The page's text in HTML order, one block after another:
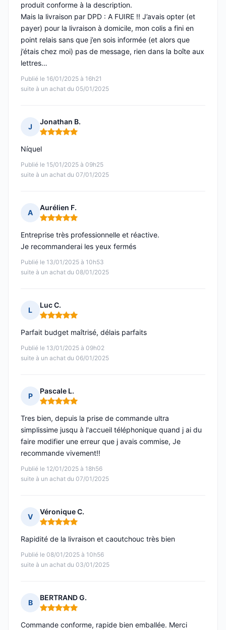
Publié le 16/01/2025 à 16h21
suite à un achat du 05/01/2025
produit conforme à la description.
Mais la livraison par DPD : A FUIRE !! J’avais opter (et
payer) pour la livraison à domicile, mon colis a fini en
point relais sans que j’en sois informée (et alors que
j’étais chez moi) pas de message, rien dans la boîte aux
lettres…
J
Jonathan B.
Note : 5 sur 5
Publié le 15/01/2025 à 09h25
suite à un achat du 07/01/2025
Níquel
A
Aurélien F.
Note : 5 sur 5
Publié le 13/01/2025 à 10h53
suite à un achat du 08/01/2025
Entreprise très professionnelle et réactive.
Je recommanderai les yeux fermés
L
Luc C.
Note : 5 sur 5
Publié le 13/01/2025 à 09h02
suite à un achat du 06/01/2025
Parfait budget maîtrisé, délais parfaits
P
Pascale L.
Note : 5 sur 5
Publié le 12/01/2025 à 18h56
suite à un achat du 07/01/2025
Tres bien, depuis la prise de commande ultra
simplissime jusqu à l'accueil téléphonique quand j ai du
faire modifier une erreur que j avais commise, Je
recommande vivement!!
V
Véronique C.
Note : 5 sur 5
Publié le 08/01/2025 à 10h56
suite à un achat du 03/01/2025
Rapidité de la livraison et caoutchouc très bien
B
BERTRAND G.
Note : 5 sur 5
Commande conforme, rapide bien emballée. Merci